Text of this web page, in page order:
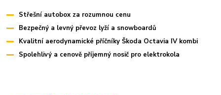
Střešní autobox za rozumnou cenu
Bezpečný a levný převoz lyží a snowboardů
Kvalitní aerodynamické příčníky Škoda Octavia IV kombi
Spolehlivý a cenově příjemný nosič pro elektrokola